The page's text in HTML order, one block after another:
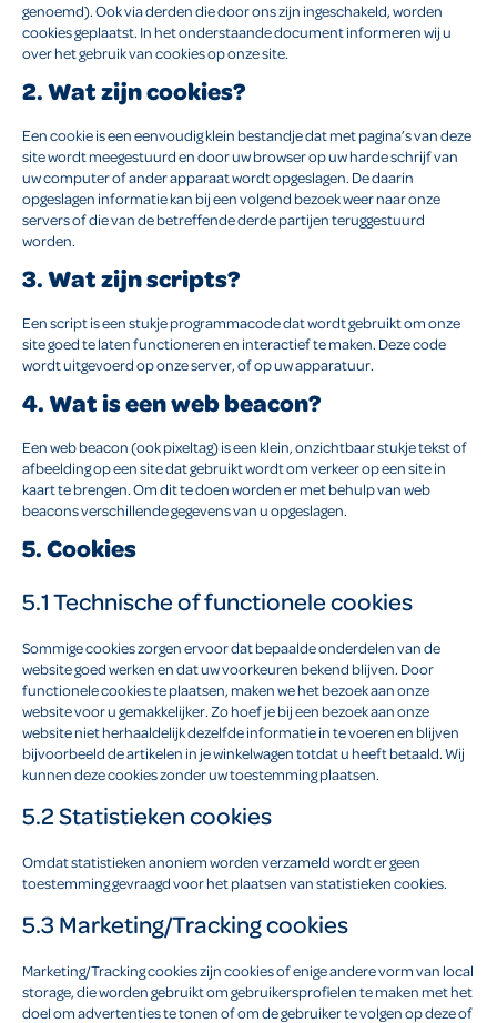
genoemd). Ook via derden die door ons zijn ingeschakeld, worden
cookies geplaatst. In het onderstaande document informeren wij u
over het gebruik van cookies op onze site.
2. Wat zijn cookies?
Een cookie is een eenvoudig klein bestandje dat met pagina’s van deze
site wordt meegestuurd en door uw browser op uw harde schrijf van
uw computer of ander apparaat wordt opgeslagen. De daarin
opgeslagen informatie kan bij een volgend bezoek weer naar onze
servers of die van de betreffende derde partijen teruggestuurd
worden.
3. Wat zijn scripts?
Een script is een stukje programmacode dat wordt gebruikt om onze
site goed te laten functioneren en interactief te maken. Deze code
wordt uitgevoerd op onze server, of op uw apparatuur.
4. Wat is een web beacon?
Een web beacon (ook pixeltag) is een klein, onzichtbaar stukje tekst of
afbeelding op een site dat gebruikt wordt om verkeer op een site in
kaart te brengen. Om dit te doen worden er met behulp van web
beacons verschillende gegevens van u opgeslagen.
5. Cookies
5.1 Technische of functionele cookies
Sommige cookies zorgen ervoor dat bepaalde onderdelen van de
website goed werken en dat uw voorkeuren bekend blijven. Door
functionele cookies te plaatsen, maken we het bezoek aan onze
website voor u gemakkelijker. Zo hoef je bij een bezoek aan onze
website niet herhaaldelijk dezelfde informatie in te voeren en blijven
bijvoorbeeld de artikelen in je winkelwagen totdat u heeft betaald. Wij
kunnen deze cookies zonder uw toestemming plaatsen.
5.2 Statistieken cookies
Omdat statistieken anoniem worden verzameld wordt er geen
toestemming gevraagd voor het plaatsen van statistieken cookies.
5.3 Marketing/Tracking cookies
Marketing/Tracking cookies zijn cookies of enige andere vorm van local
storage, die worden gebruikt om gebruikersprofielen te maken met het
doel om advertenties te tonen of om de gebruiker te volgen op deze of